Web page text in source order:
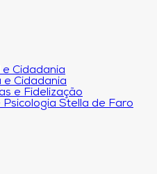
Cidadania
e Cidadania
e Fidelização
Stella de Faro